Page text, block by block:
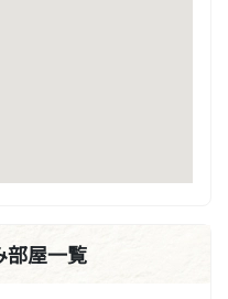
部屋一覧